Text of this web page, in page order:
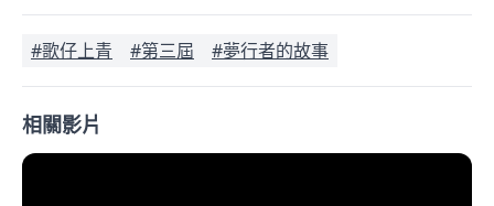
#歌仔上青 #第三屆 #夢行者的故事
相關影片